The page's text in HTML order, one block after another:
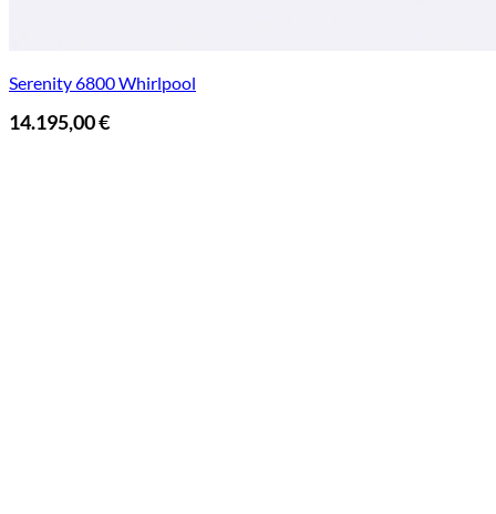
Serenity 6800 Whirlpool
14.195,00€